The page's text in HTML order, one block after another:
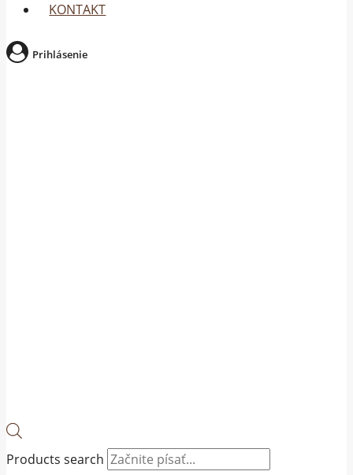
KONTAKT
Prihlásenie
Products search